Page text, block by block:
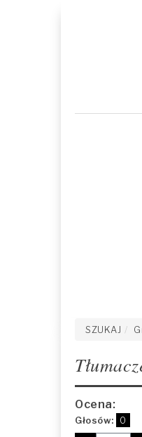
SZUKAJ
Ocena:
Głosów: 0